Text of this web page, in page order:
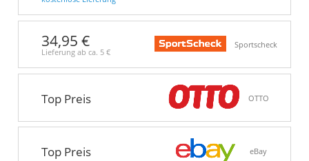
34,95 €
Lieferung ab ca. 5 €
Sportscheck
Top Preis OTTO
Top Preis eBay